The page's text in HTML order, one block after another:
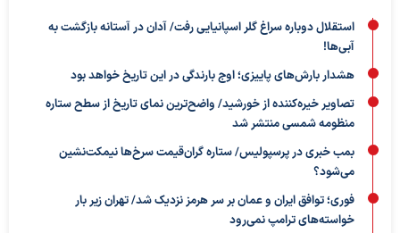
استقلال دوباره سراغ گلر اسپانیایی رفت/ آدان در آستانه بازگشت به
آبی‌ها!
هشدار بارش‌های پاییزی؛ اوج بارندگی در این تاریخ خواهد بود
تصاویر خیره‌کننده از خورشید/ واضح‌ترین نمای تاریخ از سطح ستاره
منظومه شمسی منتشر شد
بمب خبری در پرسپولیس/ ستاره گران‌قیمت سرخ‌ها نیمکت‌نشین
می‌شود؟
فوری؛ توافق ایران و عمان بر سر هرمز نزدیک شد/ تهران زیر بار
خواسته‌های ترامپ نمی‌رود